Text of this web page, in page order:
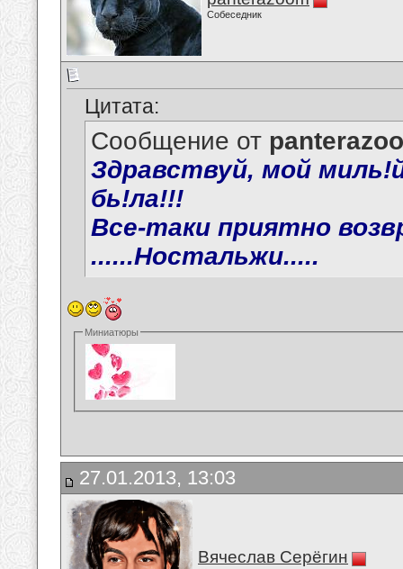
Собеседник
Цитата:
Сообщение от
Здравствуй, мой
бь!ла!!!
Все-таки приятно
......Ностальжи.....
Миниатюры
27.01.2013, 13:03
Вячеслав Серёгин